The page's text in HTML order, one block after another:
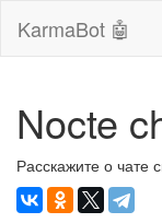
KarmaBot 🤖
Nocte
Расскажите о чате